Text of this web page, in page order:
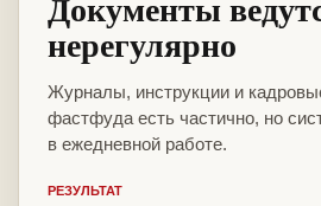
нерегулярно
Журналы, инструкции и
фастфуда есть частично, но
в ежедневной работе.
РЕЗУЛЬТАТ